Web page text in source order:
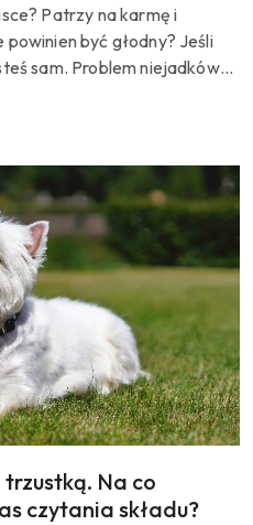
Patrzy na karmę i
być głodny? Jeśli
sam. Problem niejadków
Na co
czytania składu?